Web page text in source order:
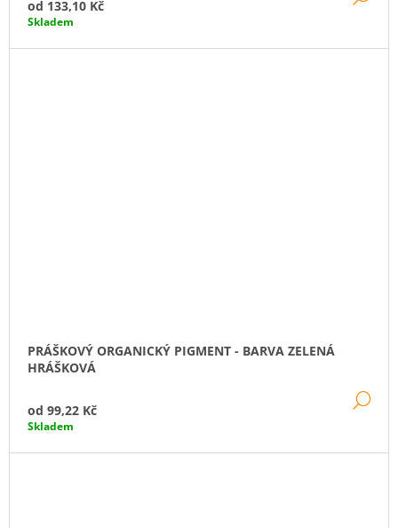
od 133,10 Kč
Skladem
PRÁŠKOVÝ ORGANICKÝ PIGMENT - BARVA ZELENÁ
HRÁŠKOVÁ
od 99,22 Kč
Skladem